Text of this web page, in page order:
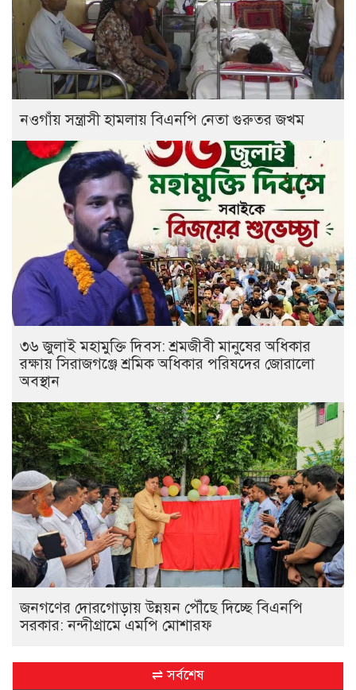
নওগাঁয় সন্ত্রাসী হামলায় বিএনপি নেতা গুরুতর জখম
৩৬ জুলাই মহামুক্তি দিবস: শ্রমজীবী মানুষের অধিকার
রক্ষায় সিরাজগঞ্জে শ্রমিক অধিকার পরিষদের জোরালো
অবস্থান
জনগণের দোরগোড়ায় উন্নয়ন পৌঁছে দিচ্ছে বিএনপি
সরকার: নন্দীগ্রামে এমপি মোশারফ
⇌ সর্বশেষ